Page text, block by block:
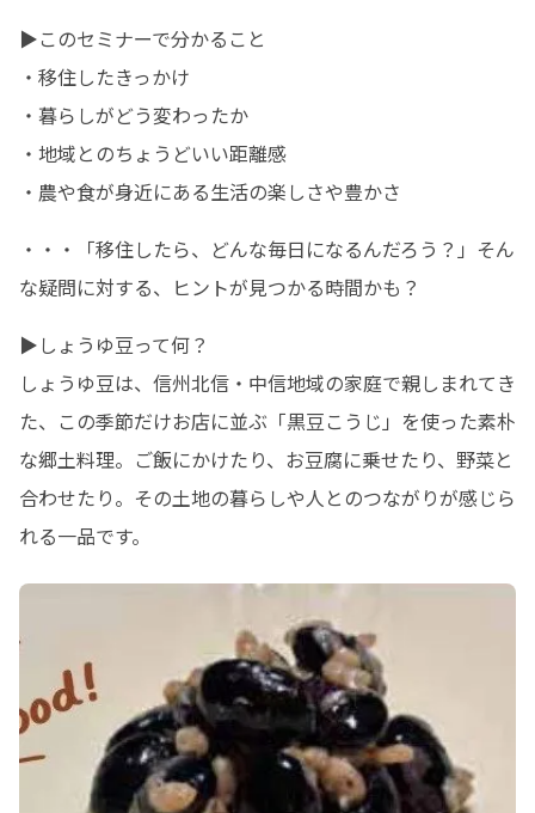
▶このセミナーで分かること
・移住したきっかけ
・暮らしがどう変わったか
・地域とのちょうどいい距離感
・農や食が身近にある生活の楽しさや豊かさ
・・・「移住したら、どんな毎日になるんだろう？」そん
な疑問に対する、ヒントが見つかる時間かも？
▶しょうゆ豆って何？
しょうゆ豆は、信州北信・中信地域の家庭で親しまれてき
た、この季節だけお店に並ぶ「黒豆こうじ」を使った素朴
な郷土料理。ご飯にかけたり、お豆腐に乗せたり、野菜と
合わせたり。その土地の暮らしや人とのつながりが感じら
れる一品です。